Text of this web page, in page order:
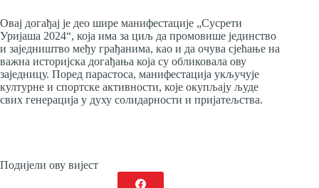
Овај догађај је део шире манифестације „Сусрети
Уријаша 2024“, која има за циљ да промовише јединство
и заједништво међу грађанима, као и да очува сјећање на
важна историјска догађања која су обликовала ову
заједницу. Поред парастоса, манифестација укључује
културне и спортске активности, које окупљају људе
свих генерација у духу солидарности и пријатељства.
Подијели ову вијест